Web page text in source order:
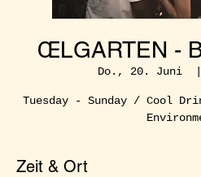
ŒLGARTEN -
Do., 20. Juni
Tuesday - Sunday / Cool
Zeit & Ort